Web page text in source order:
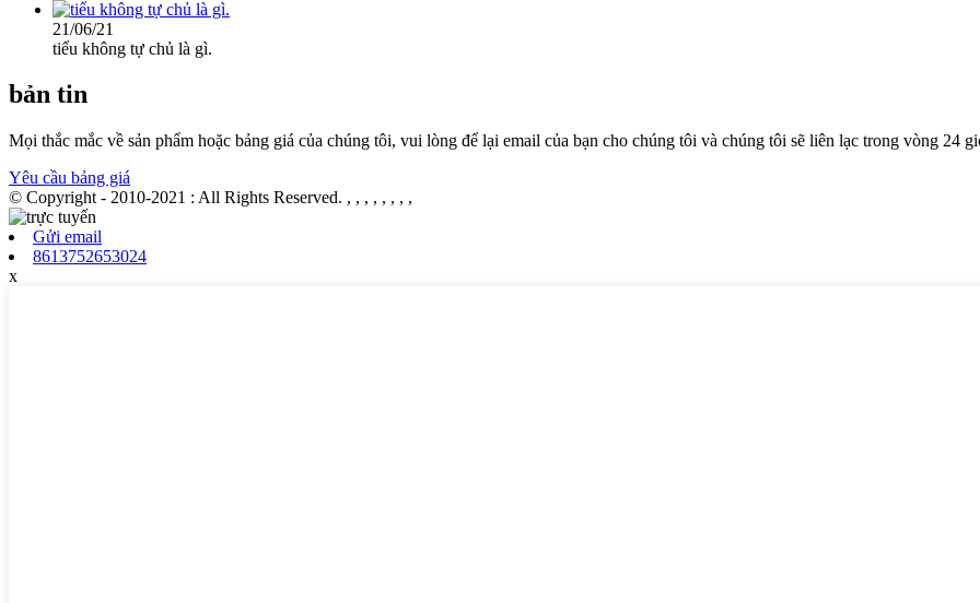
21/06/21
tiểu không tự chủ là gì.
bản tin
Mọi thắc mắc về sản phẩm hoặc bảng giá của chúng tôi, vui lòng để lại email của bạn cho chúng tôi và chúng tôi sẽ liên lạc trong vòng 24
Yêu cầu bảng giá
© Copyright - 2010-2021 : All Rights Reserved. , , , , , , , ,
Gửi email
8613752653024
x